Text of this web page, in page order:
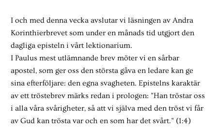
I och med denna vecka avslutar vi läsningen av Andra
Korinthierbrevet som under en månads tid utgjort den
dagliga episteln i vårt lektionarium.
I Paulus mest utlämnande brev möter vi en sårbar
apostel, som ger oss den största gåva en ledare kan ge
sina efterföljare: den egna svagheten. Epistelns karaktär
av ett tröstebrev märks redan i prologen: ”Han tröstar oss
i alla våra svårigheter, så att vi själva med den tröst vi får
av Gud kan trösta var och en som har det svårt.” (1:4)